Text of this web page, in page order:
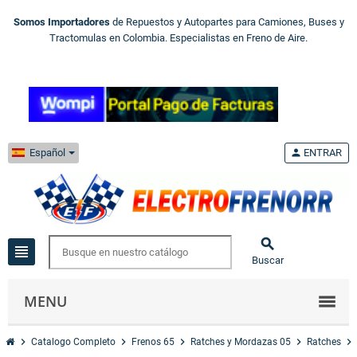
Somos Importadores de Repuestos y Autopartes para Camiones, Buses y
Tractomulas en Colombia. Especialistas en Freno de Aire.
Español
view_headline 
Buscar
person ENTRAR
MENU
chevron_right Catalogo Completo chevron_right Frenos 65 chevron_right Ratches y Mordazas 05 chevron_right Ratches chevron_right